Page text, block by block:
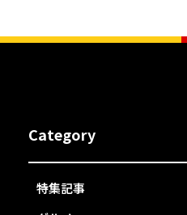
Category
特集記事